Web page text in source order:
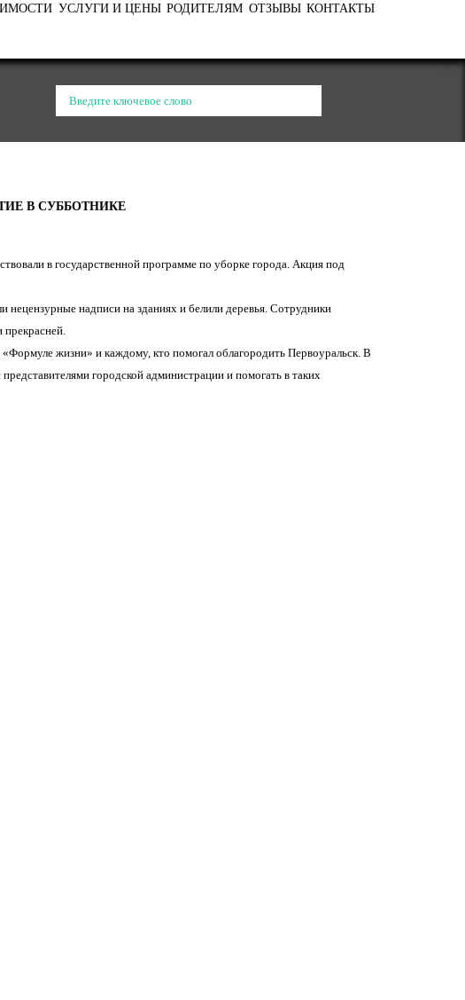
УСЛУГИ И ЦЕНЫ РОДИТЕЛЯМ ОТЗЫВЫ КОНТАКТЫ
В СУББОТНИКЕ
в государственной программе по уборке города. Акция под
надписи на зданиях и белили деревья. Сотрудники
прекрасней.
жизни» и каждому, кто помогал облагородить Первоуральск. В
городской администрации и помогать в таких